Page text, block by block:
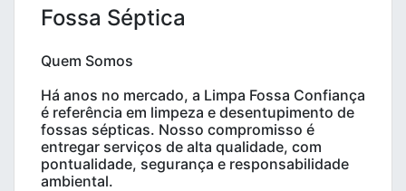
Fossa Séptica
Quem Somos
Há anos no mercado, a Limpa Fossa Confiança
é referência em limpeza e desentupimento de
fossas sépticas. Nosso compromisso é
entregar serviços de alta qualidade, com
pontualidade, segurança e responsabilidade
ambiental.